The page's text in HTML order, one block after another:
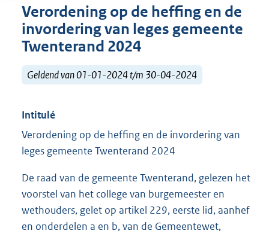
Verordening op de heffing en de
invordering van leges gemeente
Twenterand 2024
Geldend van 01-01-2024 t/m 30-04-2024
Intitulé
Verordening op de heffing en de invordering van
leges gemeente Twenterand 2024
De raad van de gemeente Twenterand, gelezen het
voorstel van het college van burgemeester en
wethouders, gelet op artikel 229, eerste lid, aanhef
en onderdelen a en b, van de Gemeentewet,